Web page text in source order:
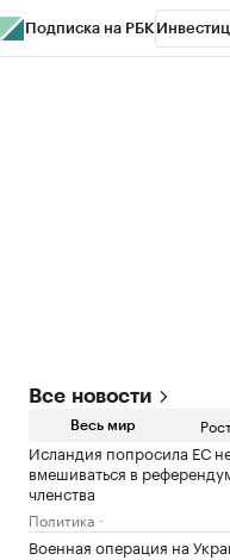
Подписка на РБК
Все новости
Весь мир
Исландия попросила ЕС
вмешиваться в
членства
Политика
Военная операция на